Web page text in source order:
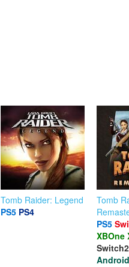
Tomb Raider: Legend
PS5 PS4
Tomb
PS5
XBOne
Switch2
Android